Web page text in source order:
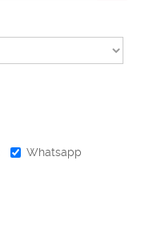
Whatsapp